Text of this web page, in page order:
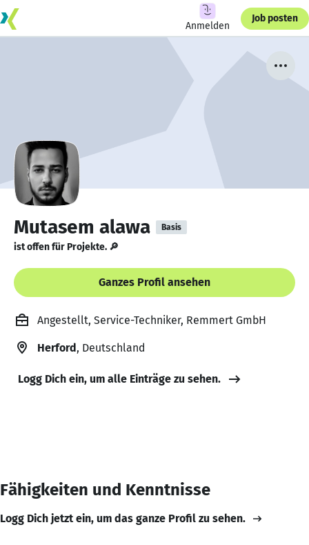
Anmelden
Job posten
Mutasem alawa Basis
ist offen für Projekte. 🔎
Ganzes Profil ansehen
Angestellt, Service-Techniker, Remmert GmbH
Herford, Deutschland
Logg Dich ein, um alle Einträge zu sehen.
Fähigkeiten und Kenntnisse
Logg Dich jetzt ein, um das ganze Profil zu sehen.